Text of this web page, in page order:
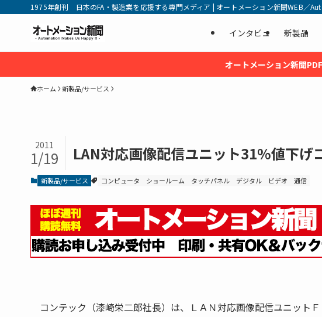
1975年創刊 日本のFA・製造業を応援する専門メディア | オートメーション新聞WEB／
インタビュ 新製品
オートメーション新聞
ホーム 新製品/サービス
LAN対応画像配信ユニット31%値下げ
2011
1/19
新製品/サービス コンピュータ ショールーム タッチパネル デジタル ビデオ 通信
コンテック（漆崎栄二郎社長）は、ＬＡＮ対応画像配信ユニット